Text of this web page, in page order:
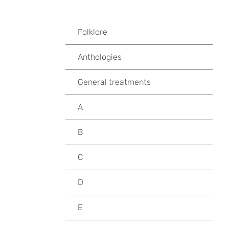
Folklore
Anthologies
General treatments
A
B
C
D
E